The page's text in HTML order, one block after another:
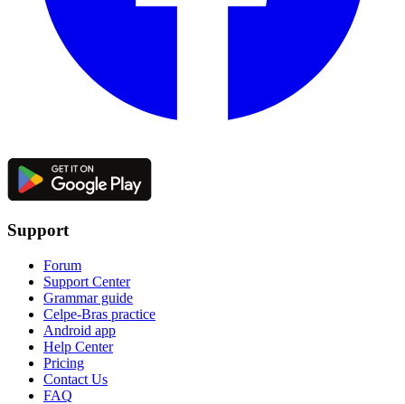
Support
Forum
Support Center
Grammar guide
Celpe-Bras practice
Android app
Help Center
Pricing
Contact Us
FAQ